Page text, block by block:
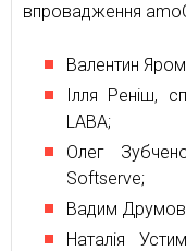
впровадження
Валентин
Ілля Реніш,
LABA;
Олег
Softserve;
Вадим
Наталiя